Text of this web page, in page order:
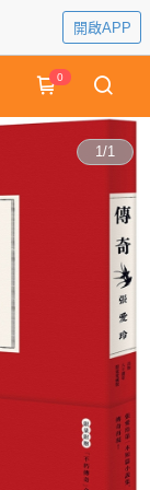
開啟APP
0
1/1